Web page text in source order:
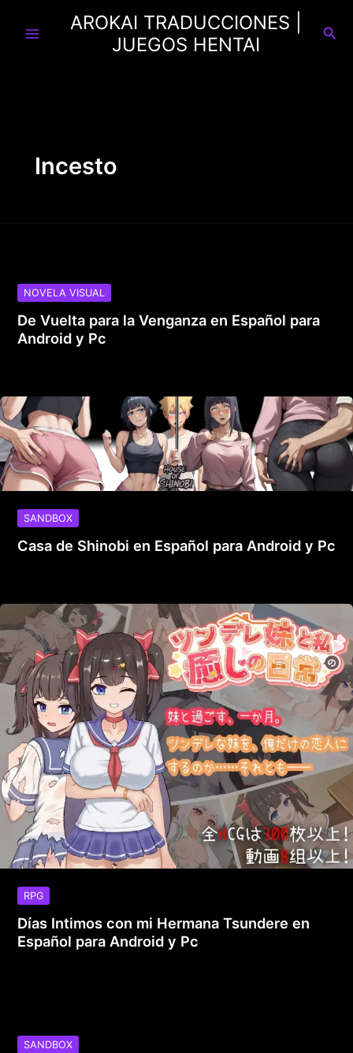
AROKAI TRADUCCIONES |
JUEGOS HENTAI
Incesto
NOVELA VISUAL
De Vuelta para la Venganza en Español para
Android y Pc
SANDBOX
Casa de Shinobi en Español para Android y Pc
RPG
Días Intimos con mi Hermana Tsundere en
Español para Android y Pc
SANDBOX